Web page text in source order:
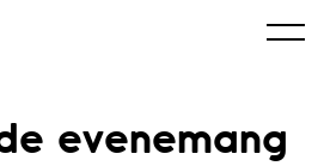
evenemang